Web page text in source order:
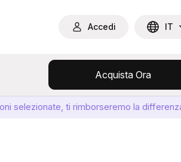
Accedi IT
Acquista Ora
selezionate, ti rimborseremo la